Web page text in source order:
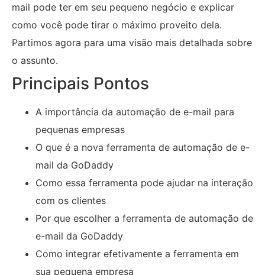
mail pode ter em seu pequeno negócio e explicar
como você pode tirar o máximo proveito dela.
Partimos agora para uma visão mais detalhada sobre
o assunto.
Principais Pontos
A importância da automação de e-mail para
pequenas empresas
O que é a nova ferramenta de automação de e-
mail da GoDaddy
Como essa ferramenta pode ajudar na interação
com os clientes
Por que escolher a ferramenta de automação de
e-mail da GoDaddy
Como integrar efetivamente a ferramenta em
sua pequena empresa